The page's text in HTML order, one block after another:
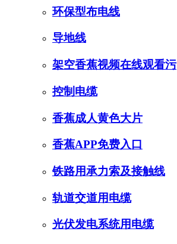
环保型布电线
导地线
架空香蕉视频在线观看污
控制电缆
香蕉成人黄色大片
香蕉APP免费入口
铁路用承力索及接触线
轨道交道用电缆
光伏发电系统用电缆